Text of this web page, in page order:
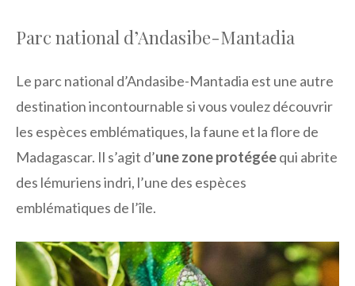
Parc national d’Andasibe-Mantadia
Le parc national d’Andasibe-Mantadia est une autre
destination incontournable si vous voulez découvrir
les espèces emblématiques, la faune et la flore de
Madagascar. Il s’agit d’une zone protégéequi abrite
des lémuriens indri, l’une des espèces
emblématiques de l’île.